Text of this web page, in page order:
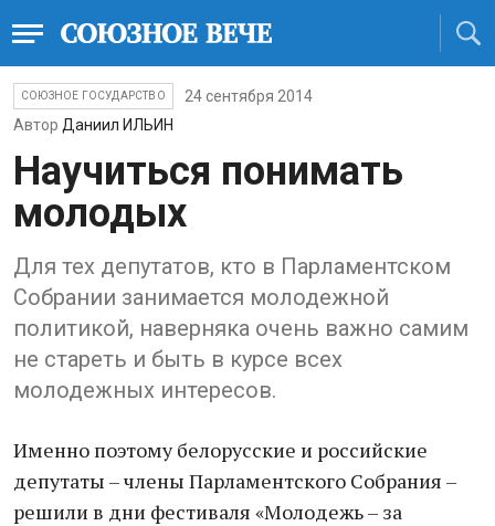
СОЮЗНОЕ ГОСУДАРСТВО
24 сентября 2014
Автор Даниил ИЛЬИН
Научиться понимать
молодых
Для тех депутатов, кто в Парламентском
Собрании занимается молодежной
политикой, наверняка очень важно самим
не стареть и быть в курсе всех
молодежных интересов.
Именно поэтому белорусские и российские
депутаты – члены Парламентского Собрания –
решили в дни фестиваля «Молодежь – за